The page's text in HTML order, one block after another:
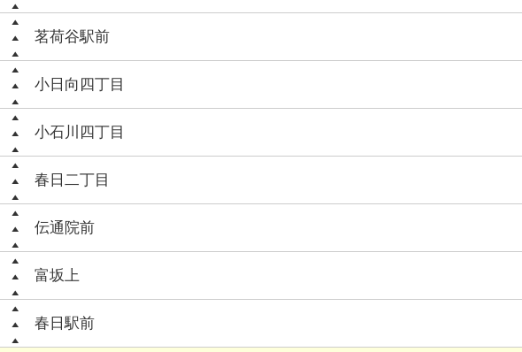
茗荷谷駅前
小日向四丁目
小石川四丁目
春日二丁目
伝通院前
富坂上
春日駅前